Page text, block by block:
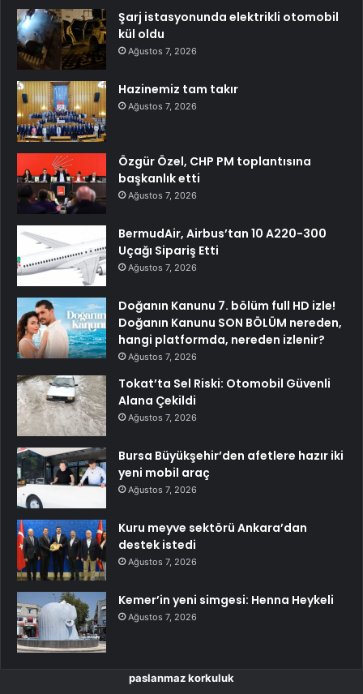
Şarj istasyonunda elektrikli otomobil
kül oldu
Ağustos 7, 2026
Hazinemiz tam takır
Ağustos 7, 2026
Özgür Özel, CHP PM toplantısına
başkanlık etti
Ağustos 7, 2026
BermudAir, Airbus’tan 10 A220-300
Uçağı Sipariş Etti
Ağustos 7, 2026
Doğanın Kanunu 7. bölüm full HD izle!
Doğanın Kanunu SON BÖLÜM nereden,
hangi platformda, nereden izlenir?
Ağustos 7, 2026
Tokat’ta Sel Riski: Otomobil Güvenli
Alana Çekildi
Ağustos 7, 2026
Bursa Büyükşehir’den afetlere hazır iki
yeni mobil araç
Ağustos 7, 2026
Kuru meyve sektörü Ankara’dan
destek istedi
Ağustos 7, 2026
Kemer’in yeni simgesi: Henna Heykeli
Ağustos 7, 2026
paslanmaz korkuluk